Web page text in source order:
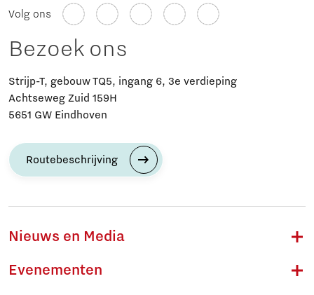
Volg ons
Bezoek ons
Strijp-T, gebouw TQ5, ingang 6, 3e verdieping
Achtseweg Zuid 159H
5651 GW Eindhoven
Routebeschrijving
Nieuws en Media
Evenementen